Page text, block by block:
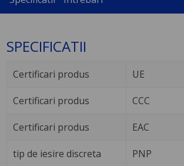
SPECIFICATII
Certificari produs UE
Certificari produs CCC
Certificari produs EAC
tip de iesire discreta PNP